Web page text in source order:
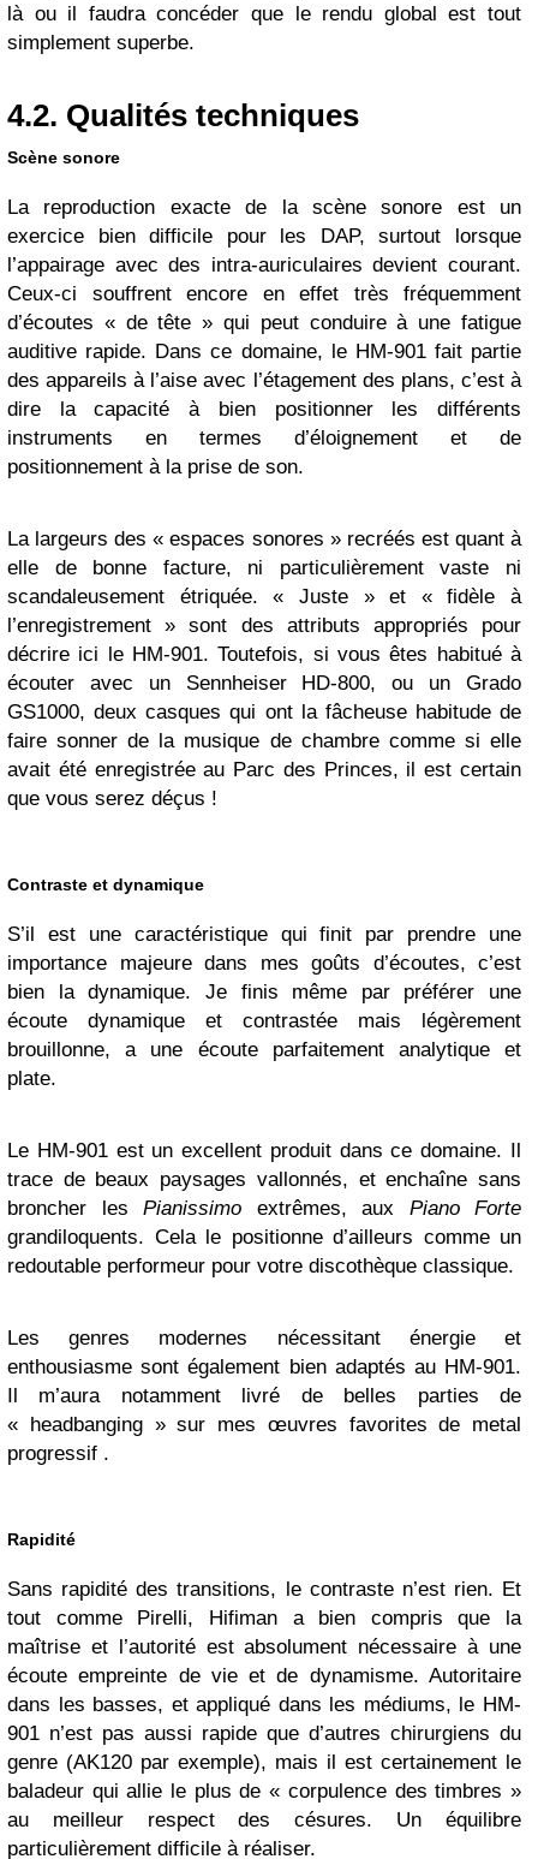
là ou il faudra concéder que le rendu global est tout
simplement superbe.
4.2. Qualités techniques
Scène sonore
La reproduction exacte de la scène sonore est un
exercice bien difficile pour les DAP, surtout lorsque
l’appairage avec des intra-auriculaires devient courant.
Ceux-ci souffrent encore en effet très fréquemment
d’écoutes « de tête » qui peut conduire à une fatigue
auditive rapide. Dans ce domaine, le HM-901 fait partie
des appareils à l’aise avec l’étagement des plans, c’est à
dire la capacité à bien positionner les différents
instruments en termes d’éloignement et de
positionnement à la prise de son.
La largeurs des « espaces sonores » recréés est quant à
elle de bonne facture, ni particulièrement vaste ni
scandaleusement étriquée. « Juste » et « fidèle à
l’enregistrement » sont des attributs appropriés pour
décrire ici le HM-901. Toutefois, si vous êtes habitué à
écouter avec un Sennheiser HD-800, ou un Grado
GS1000, deux casques qui ont la fâcheuse habitude de
faire sonner de la musique de chambre comme si elle
avait été enregistrée au Parc des Princes, il est certain
que vous serez déçus !
Contraste et dynamique
S’il est une caractéristique qui finit par prendre une
importance majeure dans mes goûts d’écoutes, c’est
bien la dynamique. Je finis même par préférer une
écoute dynamique et contrastée mais légèrement
brouillonne, a une écoute parfaitement analytique et
plate.
Le HM-901 est un excellent produit dans ce domaine. Il
trace de beaux paysages vallonnés, et enchaîne sans
broncher les Pianissimo extrêmes, aux Piano Forte
grandiloquents. Cela le positionne d’ailleurs comme un
redoutable performeur pour votre discothèque classique.
Les genres modernes nécessitant énergie et
enthousiasme sont également bien adaptés au HM-901.
Il m’aura notamment livré de belles parties de
« headbanging » sur mes œuvres favorites de metal
progressif .
Rapidité
Sans rapidité des transitions, le contraste n’est rien. Et
tout comme Pirelli, Hifiman a bien compris que la
maîtrise et l’autorité est absolument nécessaire à une
écoute empreinte de vie et de dynamisme. Autoritaire
dans les basses, et appliqué dans les médiums, le HM-
901 n’est pas aussi rapide que d’autres chirurgiens du
genre (AK120 par exemple), mais il est certainement le
baladeur qui allie le plus de « corpulence des timbres »
au meilleur respect des césures. Un équilibre
particulièrement difficile à réaliser.